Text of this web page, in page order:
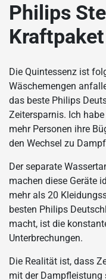
Philips
Die Quintessenz ist
Wäschemengen
das beste Philips
Zeitersparnis. Ich
mehr Personen ihre
den Wechsel zu
Der separate
machen diese Geräte
mehr als 20
besten Philips
macht, ist die
Unterbrechungen.
Die Realität ist, dass
mit der